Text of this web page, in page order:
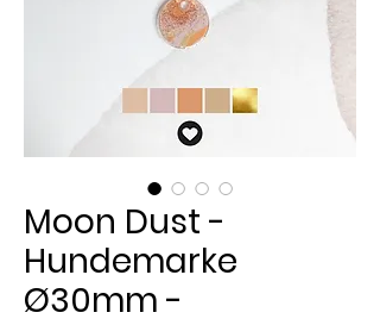
Moon Dust -
Hundemarke
Ø30mm -